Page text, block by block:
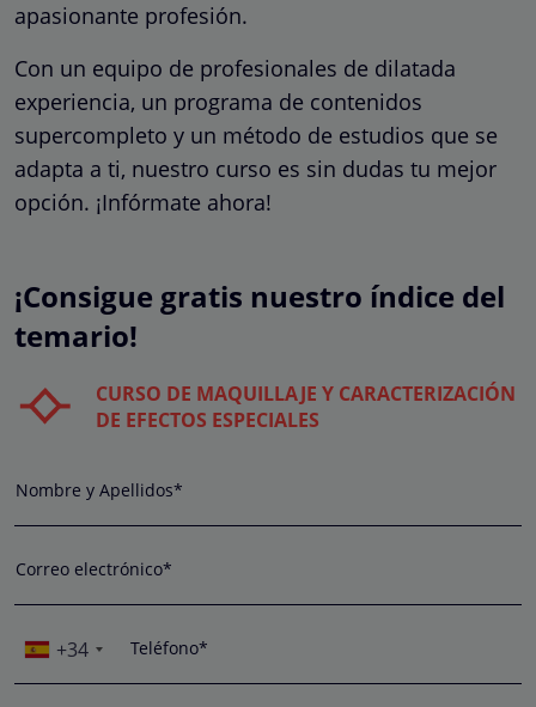
apasionante profesión.
Con un equipo de profesionales de dilatada
experiencia, un programa de contenidos
supercompleto y un método de estudios que se
adapta a ti, nuestro curso es sin dudas tu mejor
opción. ¡Infórmate ahora!
¡Consigue gratis nuestro índice del
temario!
CURSO DE MAQUILLAJE Y CARACTERIZACIÓN
DE EFECTOS ESPECIALES
Nombre y Apellidos*
Correo electrónico*
+34 Teléfono*